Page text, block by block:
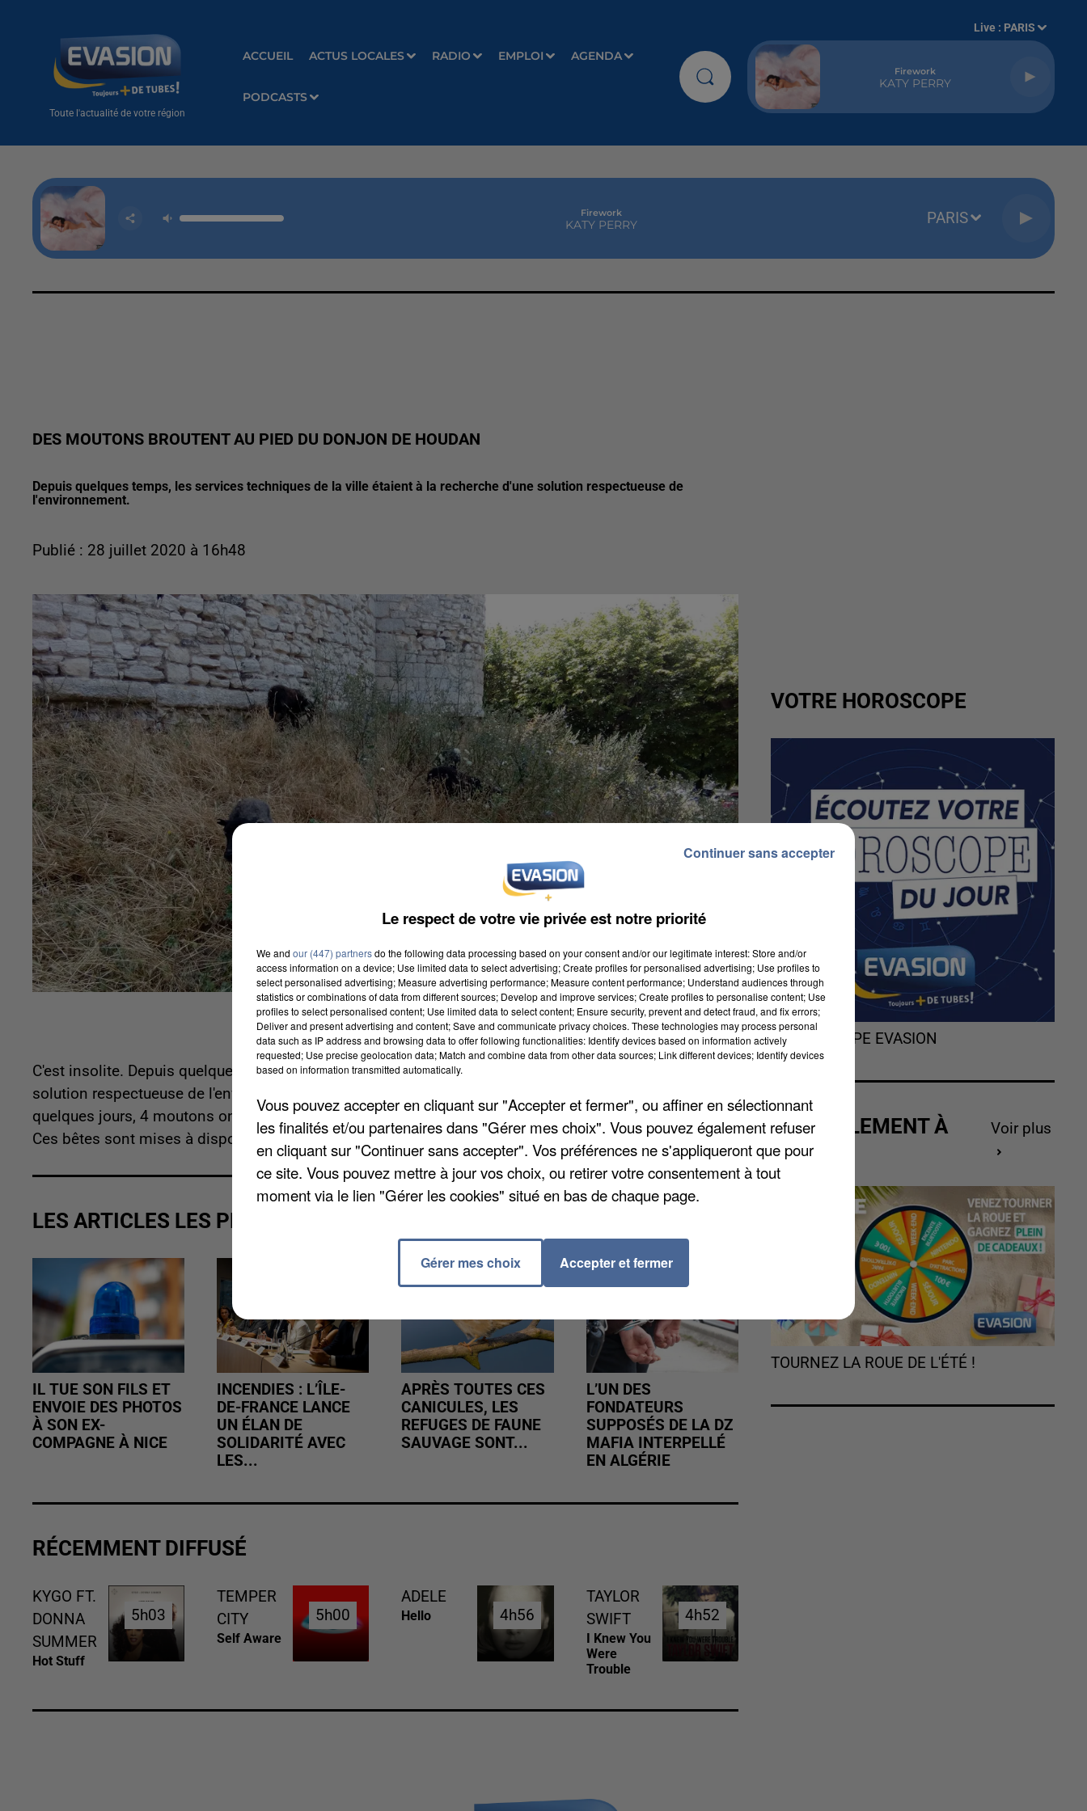
Toute l'actualité de votre région
ACCUEIL ACTUS LOCALES RADIO EMPLOI AGENDA
PODCASTS
Live : PARIS
Firework
KATY PERRY
Firework
KATY PERRY PARIS
DES MOUTONS BROUTENT AU PIED DU DONJON DE HOUDAN
Depuis quelques temps, les services techniques de la ville étaient à la recherche d'une solution respectueuse de
l'environnement.
Publié : 28 juillet 2020 à 16h48
C'est insolite. Depuis quelques temps, les services techniques de la ville étaient à la recherche d'une
solution respectueuse de l'environnement et efficace pour tondre l'herbe au pied du Donjon. Depuis
quelques jours, 4 moutons ont investi le pâturage dans cet endroit difficile d'accès pour les tondeuses.
Ces bêtes sont mises à disposition par leur propriétaire.
LES ARTICLES LES PLUS VUS
IL TUE SON FILS ET
ENVOIE DES PHOTOS
À SON EX-
COMPAGNE À NICE
INCENDIES : L’ÎLE-
DE-FRANCE LANCE
UN ÉLAN DE
SOLIDARITÉ AVEC
LES...
APRÈS TOUTES CES
CANICULES, LES
REFUGES DE FAUNE
SAUVAGE SONT...
L’UN DES
FONDATEURS
SUPPOSÉS DE LA DZ
MAFIA INTERPELLÉ
EN ALGÉRIE
RÉCEMMENT DIFFUSÉ
KYGO FT.
DONNA
SUMMER
Hot Stuff
5h03
5h03
TEMPER
CITY
Self Aware
5h00
5h00
ADELE
Hello 4h56
4h56
TAYLOR
SWIFT
I Knew You
Were
Trouble
4h52
4h52
VOTRE HOROSCOPE
L'HOROSCOPE EVASION
ACTUELLEMENT À
GAGNER
Voir plus
TOURNEZ LA ROUE DE L'ÉTÉ !
Le respect de votre vie privée est notre priorité
We and our (447) partnersdo the following data processing based on your consent and/or our legitimate interest: Store and/or
access information on a device; Use limited data to select advertising; Create profiles for personalised advertising; Use profiles to
select personalised advertising; Measure advertising performance; Measure content performance; Understand audiences through
statistics or combinations of data from different sources; Develop and improve services; Create profiles to personalise content; Use
profiles to select personalised content; Use limited data to select content; Ensure security, prevent and detect fraud, and fix errors;
Deliver and present advertising and content; Save and communicate privacy choices. These technologies may process personal
data such as IP address and browsing data to offer following functionalities: Identify devices based on information actively
requested; Use precise geolocation data; Match and combine data from other data sources; Link different devices; Identify devices
based on information transmitted automatically.
Vous pouvez accepter en cliquant sur "Accepter et fermer", ou affiner en sélectionnant
les finalités et/ou partenaires dans "Gérer mes choix". Vous pouvez également refuser
en cliquant sur "Continuer sans accepter". Vos préférences ne s'appliqueront que pour
ce site. Vous pouvez mettre à jour vos choix, ou retirer votre consentement à tout
moment via le lien "Gérer les cookies" situé en bas de chaque page.
Gérer mes choix Accepter et fermer
Continuer sans accepter